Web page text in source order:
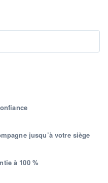
jusqu’à votre siège
à 100 %